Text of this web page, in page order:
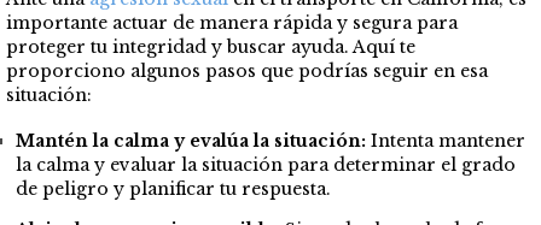
importante actuar de manera rápida y segura para
proteger tu integridad y buscar ayuda. Aquí te
proporciono algunos pasos que podrías seguir en esa
situación:
Mantén la calma y evalúa la situación: Intenta mantener
la calma y evaluar la situación para determinar el grado
de peligro y planificar tu respuesta.